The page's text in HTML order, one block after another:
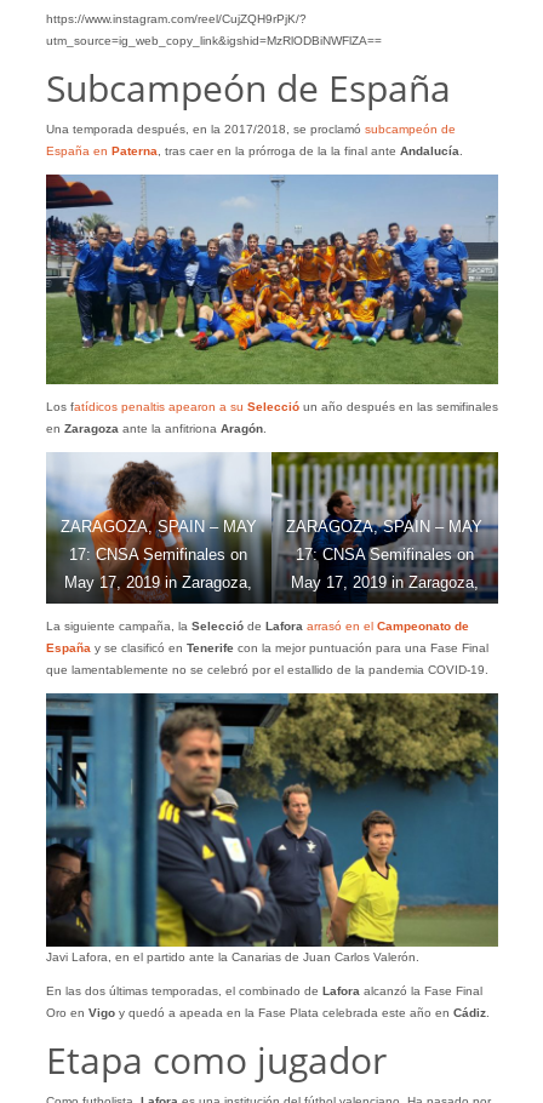
https://www.instagram.com/reel/CujZQH9rPjK/?
utm_source=ig_web_copy_link&igshid=MzRlODBiNWFlZA==
Subcampeón de España
Una temporada después, en la 2017/2018, se proclamó subcampeón de
España en Paterna , tras caer en la prórroga de la la final ante Andalucía
Los fatídicos penaltis apearon a su Seleccióun año después en las semifinales
en Zaragozaante la anfitriona Aragón.
ZARAGOZA, SPAIN – MAY
17: CNSA Semifinales on
May 17, 2019 in Zaragoza,
Aliaga/Get Ready Images)
ZARAGOZA, SPAIN – MAY
17: CNSA Semifinales on
May 17, 2019 in Zaragoza,
Aliaga/Get Ready Images)
La siguiente campaña, la Seleccióde Lafora arrasó en el Campeonato de
España y se clasificó en Tenerifecon la mejor puntuación para una Fase Final
que lamentablemente no se celebró por el estallido de la pandemia COVID-19.
Javi Lafora, en el partido ante la Canarias de Juan Carlos Valerón.
En las dos últimas temporadas, el combinado de Laforaalcanzó la Fase Final
Oro en Vigoy quedó a apeada en la Fase Plata celebrada este año en Cádiz.
Etapa como jugador